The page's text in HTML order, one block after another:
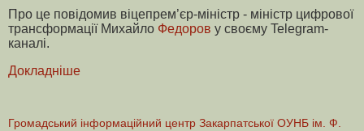
Про це повідомив віцепрем’єр-міністр - міністр цифрової
трансформації Михайло Федоров у своєму Telegram-
каналі.
Докладніше
Громадський інформаційний центр Закарпатської ОУНБ ім. Ф.